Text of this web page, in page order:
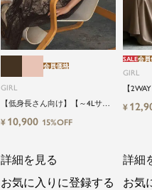
GIRL
【低身長さん向け】【～4Lサイ
ズ】総レースハイネックバルー
ンスリーブロング丈結婚式ワン
会員価格
¥ 10,900 15%OFF
GIRL
【
【低身
ズ】レ
SALE会員
¥
詳細を見る
お気に入りに登録する
詳細
お気